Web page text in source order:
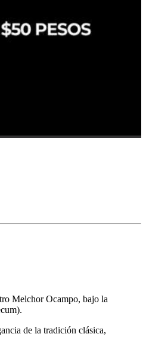
Melchor Ocampo, bajo la
de la tradición clásica,